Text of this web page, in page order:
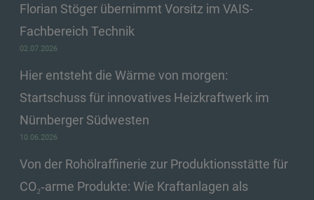
Florian Stöger übernimmt Vorsitz im VAIS-
Fachbereich Technik
02.07.2026
Hier entsteht die Wärme von morgen:
Startschuss für innovatives Heizkraftwerk im
Nürnberger Südwesten
10.06.2026
Von der Rohölraffinerie zur Produktionsstätte für
CO₂‑arme Produkte: Wie Kraftanlagen als